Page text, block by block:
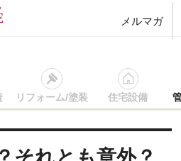
メルマガ
リフォーム/塗装 住宅設備
策 記事を読む イメージ通り